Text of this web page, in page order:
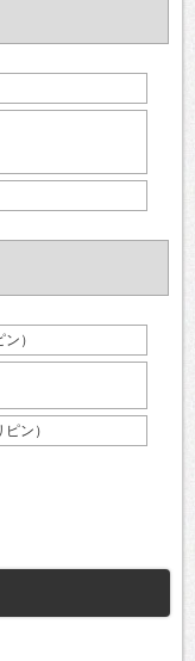
）
ン）